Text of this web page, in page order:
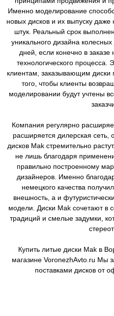
Именно моделирование
новых дисков и их выпуску
штук. Реальный срок
уникального дизайна
дней, если конечно в заказе
технологического
клиентам, заказывающим
того, чтобы клиенты
моделировании будут учтены
Компания регулярно
расширяется дилерская
дисков Mak стремительно
не лишь благодаря
правильно построенному
дизайнеров. Именно
немецкого качества
внешность, а и
модели. Диски Mak сочетают в
традиций и смелые задумки,
Купить литые диски Mak в
магазине VoronezhAvto.ru Мы
поставками дисков от